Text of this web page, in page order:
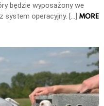
będzie wyposażony we
system operacyjny. […] MORE